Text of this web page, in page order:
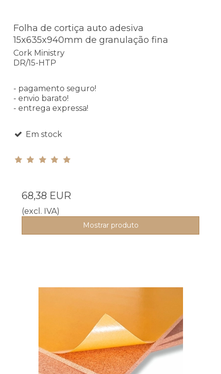
Folha de cortiça auto adesiva
15x635x940mm de granulação fina
Cork Ministry
DR/15-HTP
- pagamento seguro!
- envio barato!
- entrega expressa!
Em stock
68,38 EUR
(excl. IVA)
Mostrar produto